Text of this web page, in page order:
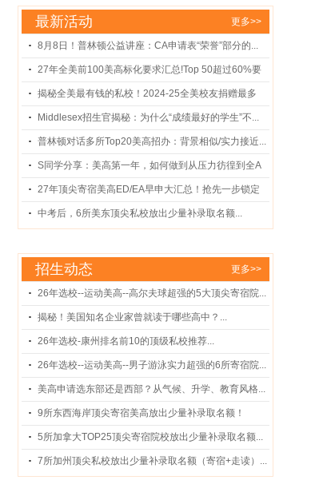
最新活动 更多>>
8月8日！普林顿公益讲座：CA申请表“荣誉”部分的...
27年全美前100美高标化要求汇总!Top 50超过60%要
求...揭秘全美最有钱的私校！2024-25全美校友捐赠最多
的... Middlesex招生官揭秘：为什么“成绩最好的学生”不...
普林顿对话多所Top20美高招办：背景相似/实力接近...
S同学分享：美高第一年，如何做到从压力彷徨到全A
27年顶尖寄宿美高ED/EA早申大汇总！抢先一步锁定
录...中考后，6所美东顶尖私校放出少量补录取名额...
招生动态 更多>>
26年选校--运动美高--高尔夫球超强的5大顶尖寄宿院...
揭秘！美国知名企业家曾就读于哪些高中？...
26年选校-康州排名前10的顶级私校推荐...
26年选校--运动美高--男子游泳实力超强的6所寄宿院...
美高申请选东部还是西部？从气候、升学、教育风格...
9所东西海岸顶尖寄宿美高放出少量补录取名额！
（含...5所加拿大TOP25顶尖寄宿院校放出少量补录取名额...
7所加州顶尖私校放出少量补录取名额（寄宿+走读）...